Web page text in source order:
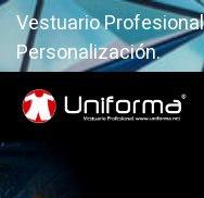
Vestuario
Personalización.